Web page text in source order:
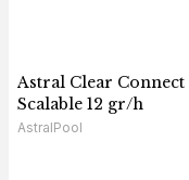
Astral Clear Connect
Scalable 12 gr/h
AstralPool